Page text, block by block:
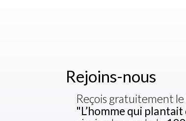
Rejoins-nous
Reçois gratuitement
"L’homme qui